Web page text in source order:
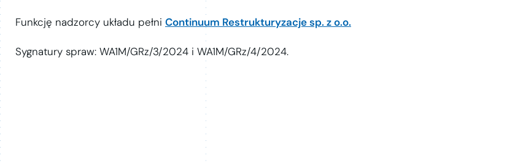
Funkcję nadzorcy układu pełni Continuum Restrukturyzacje sp. z o.o.
Sygnatury spraw: WA1M/GRz/3/2024 i WA1M/GRz/4/2024.